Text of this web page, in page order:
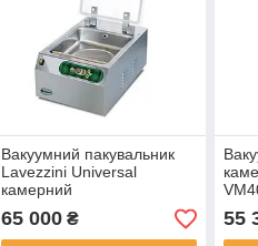
Вакуумний пакувальник
Lavezzini Universal
камерний
65 000₴ 55